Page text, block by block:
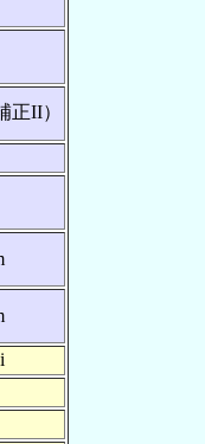
正II）